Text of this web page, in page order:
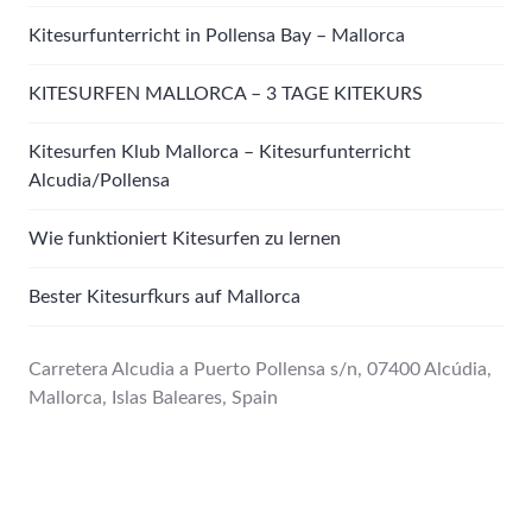
Kitesurfunterricht in Pollensa Bay – Mallorca
KITESURFEN MALLORCA – 3 TAGE KITEKURS
Kitesurfen Klub Mallorca – Kitesurfunterricht
Alcudia/Pollensa
Wie funktioniert Kitesurfen zu lernen
Bester Kitesurfkurs auf Mallorca
Carretera Alcudia a Puerto Pollensa s/n, 07400 Alcúdia,
Mallorca, Islas Baleares, Spain